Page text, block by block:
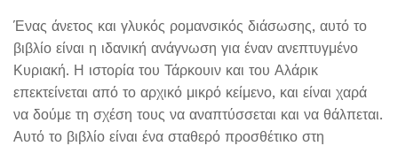
Ένας άνετος και γλυκός ρομανσικός διάσωσης, αυτό το
βιβλίο είναι η ιδανική ανάγνωση για έναν ανεπτυγμένο
Κυριακή. Η ιστορία του Τάρκουιν και του Αλάρικ
επεκτείνεται από το αρχικό μικρό κείμενο, και είναι χαρά
να δούμε τη σχέση τους να αναπτύσσεται και να θάλπεται.
Αυτό το βιβλίο είναι ένα σταθερό προσθέτικο στη